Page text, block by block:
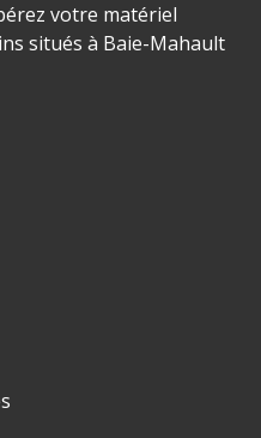
votre matériel
situés à Baie-Mahault